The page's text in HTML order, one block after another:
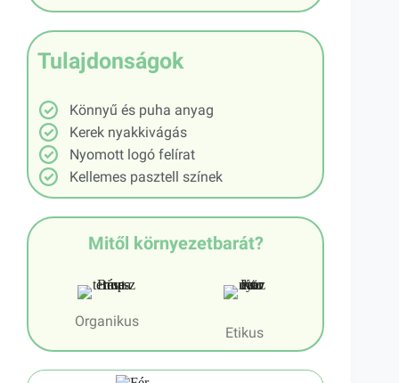
Tulajdonságok
Könnyű és puha anyag
Kerek nyakkivágás
Nyomott logó felírat
Kellemes pasztell színek
Mitől környezetbarát?
Organikus
Etikus